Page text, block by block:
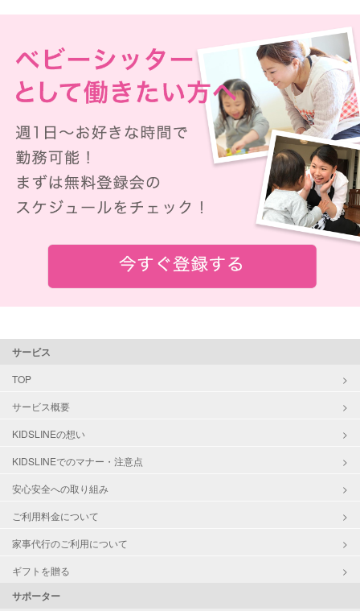
サービス
TOP
サービス概要
KIDSLINEの想い
KIDSLINEでのマナー・注意点
安心安全への取り組み
ご利用料金について
家事代行のご利用について
ギフトを贈る
サポーター